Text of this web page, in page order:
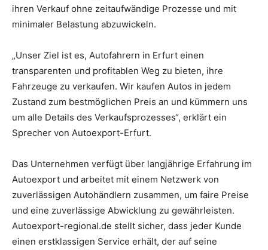
ihren Verkauf ohne zeitaufwändige Prozesse und mit
minimaler Belastung abzuwickeln.
„Unser Ziel ist es, Autofahrern in Erfurt einen
transparenten und profitablen Weg zu bieten, ihre
Fahrzeuge zu verkaufen. Wir kaufen Autos in jedem
Zustand zum bestmöglichen Preis an und kümmern uns
um alle Details des Verkaufsprozesses“, erklärt ein
Sprecher von Autoexport-Erfurt.
Das Unternehmen verfügt über langjährige Erfahrung im
Autoexport und arbeitet mit einem Netzwerk von
zuverlässigen Autohändlern zusammen, um faire Preise
und eine zuverlässige Abwicklung zu gewährleisten.
Autoexport-regional.de stellt sicher, dass jeder Kunde
einen erstklassigen Service erhält, der auf seine